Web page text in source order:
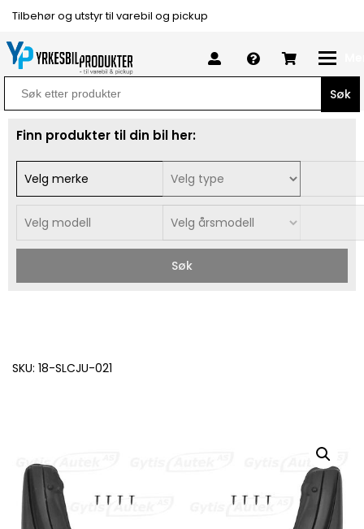
Tilbehør og utstyr til varebil og pickup
Search
for:
Finn produkter til din bil her:
Søk
SKU: 18-SLCJU-021